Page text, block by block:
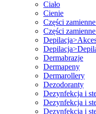
Ciało
Cienie
Części
Części
Dermabrazje
Dermapeny
Dermarollery
Dezodoranty
Dezynfekcja i
Dezynfekcja i
Dezynfekcja i